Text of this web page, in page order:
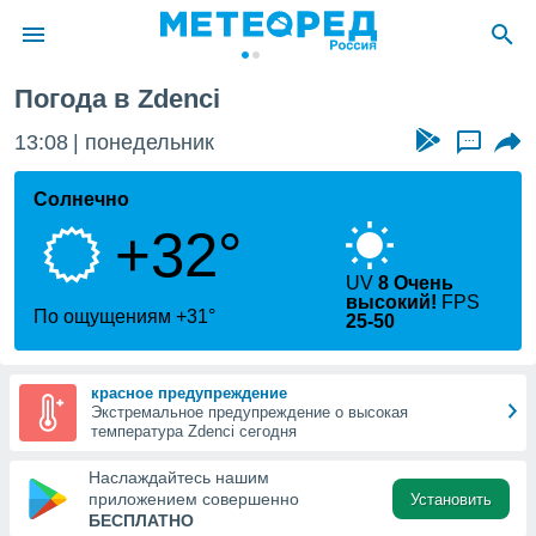
о
Вы можете
к этому
доступ
Погода в Zdenci
13:08 понедельник ...
Солнечно
+32°
По ощущениям +31°
UV8 Очень
высокий! FPS
25-50
красное предупреждение
Экстремальное предупреждение о высокая
температура Zdenci сегодня
Наслаждайтесь нашим
приложением совершенно
БЕСПЛАТНО
Установить